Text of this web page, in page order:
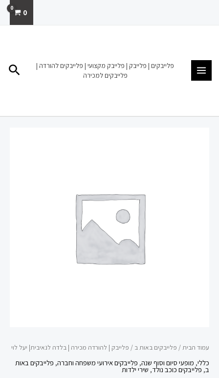
0
פלייבקים | פלייבק | פלייבק מקצועי | פלייבקים להורדה |
פלייבקים למכירה
עמוד הבית/ פלייבקים באות ב / פלייבק | להורדה מכירה | בלדה לנאיבית| יעל לוי
כללי, מופעי סיום וסוף שנה, פלייבקים אירועי משפחה וחברה, פלייבקים באות
ב, פלייבקים כוכב נולד, שירי ילדות